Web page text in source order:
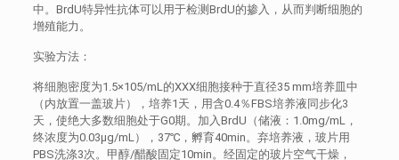
中。BrdU特异性抗体可以用于检测BrdU的掺入，从而判断细胞的
增殖能力。
实验方法：
将细胞密度为1.5×105/mL的XXX细胞接种于直径35 mm培养皿中
（内放置一盖玻片），培养1天，用含0.4％FBS培养液同步化3
天，使绝大多数细胞处于G0期。加入BrdU（储液：1.0mg/mL，
终浓度为0.03μg/mL），37℃，孵育40min。弃培养液，玻片用
PBS洗涤3次。甲醇/醋酸固定10min。经固定的玻片空气干燥，